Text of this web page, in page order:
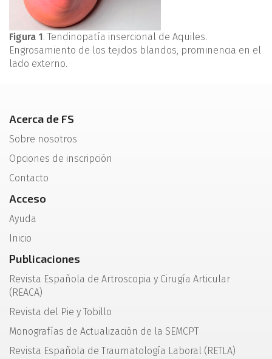
Figura 1. Tendinopatía insercional de Aquiles.
Engrosamiento de los tejidos blandos, prominencia en el
lado externo.
Acerca de FS
Sobre nosotros
Opciones de inscripción
Contacto
Acceso
Ayuda
Inicio
Publicaciones
Revista Española de Artroscopia y Cirugía Articular
(REACA)
Revista del Pie y Tobillo
Monografías de Actualización de la SEMCPT
Revista Española de Traumatología Laboral (RETLA)